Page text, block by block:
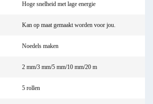
Hoge snelheid met lage energie
Kan op maat gemaakt worden voor jou.
Noedels maken
2 mm/3 mm/5 mm/10 mm/20 m
5 rollen